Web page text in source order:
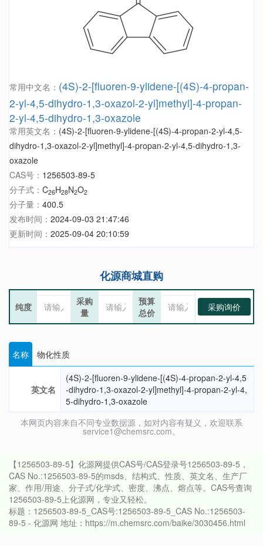
常用中文名： (4S)-2-[fluoren-9-ylidene-[(4S)-4-propan-
2-yl-4,5-dihydro-1,3-oxazol-2-yl]methyl]-4-propan-
2-yl-4,5-dihydro-1,3-oxazole
常用英文名： (4S)-2-[fluoren-9-ylidene-[(4S)-4-propan-2-yl-4,5-
dihydro-1,3-oxazol-2-yl]methyl]-4-propan-2-yl-4,5-dihydro-1,3-
oxazole
CAS号： 1256503-89-5
分子式： C26H28N2O2
分子量： 400.5
发布时间： 2024-09-03 21:47:46
更新时间： 2025-09-04 20:10:59
化源商城直购
纯度
采购
量
预算
总价
采购询价
名称 物化性质
英文名
(4S)-2-[fluoren-9-ylidene-[(4S)-4-propan-2-yl-4,5
-dihydro-1,3-oxazol-2-yl]methyl]-4-propan-2-yl-4,
5-dihydro-1,3-oxazole
本网页内容来自不同专业数据源，如对内容有疑义，欢迎联系
service1@chemsrc.com。
【1256503-89-5】化源网提供CAS号/CAS登录号1256503-89-5，
CAS No.:1256503-89-5的msds、结构式、性质、英文名、生产厂
家、作用/用途、分子式/化学式、密度、沸点、熔点等。CAS号查询
1256503-89-5上化源网，专业又轻松。
标题：1256503-89-5_CAS号:1256503-89-5_CAS No.:1256503-
89-5 - 化源网 地址：https://m.chemsrc.com/baike/3030456.html